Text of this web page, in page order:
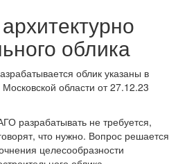
облика
облик указаны в
области от 27.12.23
разрабатывать не требуется,
что нужно. Вопрос решается
целесообразности